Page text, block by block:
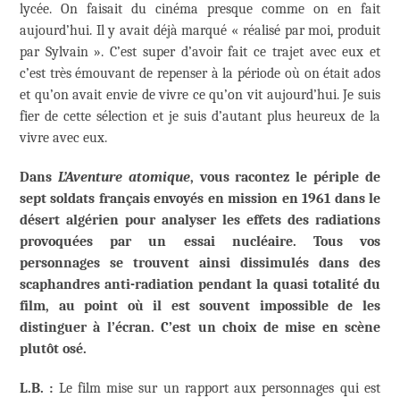
lycée. On faisait du cinéma presque comme on en fait
aujourd’hui. Il y avait déjà marqué « réalisé par moi, produit
par Sylvain ». C’est super d’avoir fait ce trajet avec eux et
c’est très émouvant de repenser à la période où on était ados
et qu’on avait envie de vivre ce qu’on vit aujourd’hui. Je suis
fier de cette sélection et je suis d’autant plus heureux de la
vivre avec eux.
Dans L’Aventure atomique, vous racontez le périple de
sept soldats français envoyés en mission en 1961 dans le
désert algérien pour analyser les effets des radiations
provoquées par un essai nucléaire. Tous vos
personnages se trouvent ainsi dissimulés dans des
scaphandres anti-radiation pendant la quasi totalité du
film, au point où il est souvent impossible de les
distinguer à l’écran. C’est un choix de mise en scène
plutôt osé.
L.B. : Le film mise sur un rapport aux personnages qui est